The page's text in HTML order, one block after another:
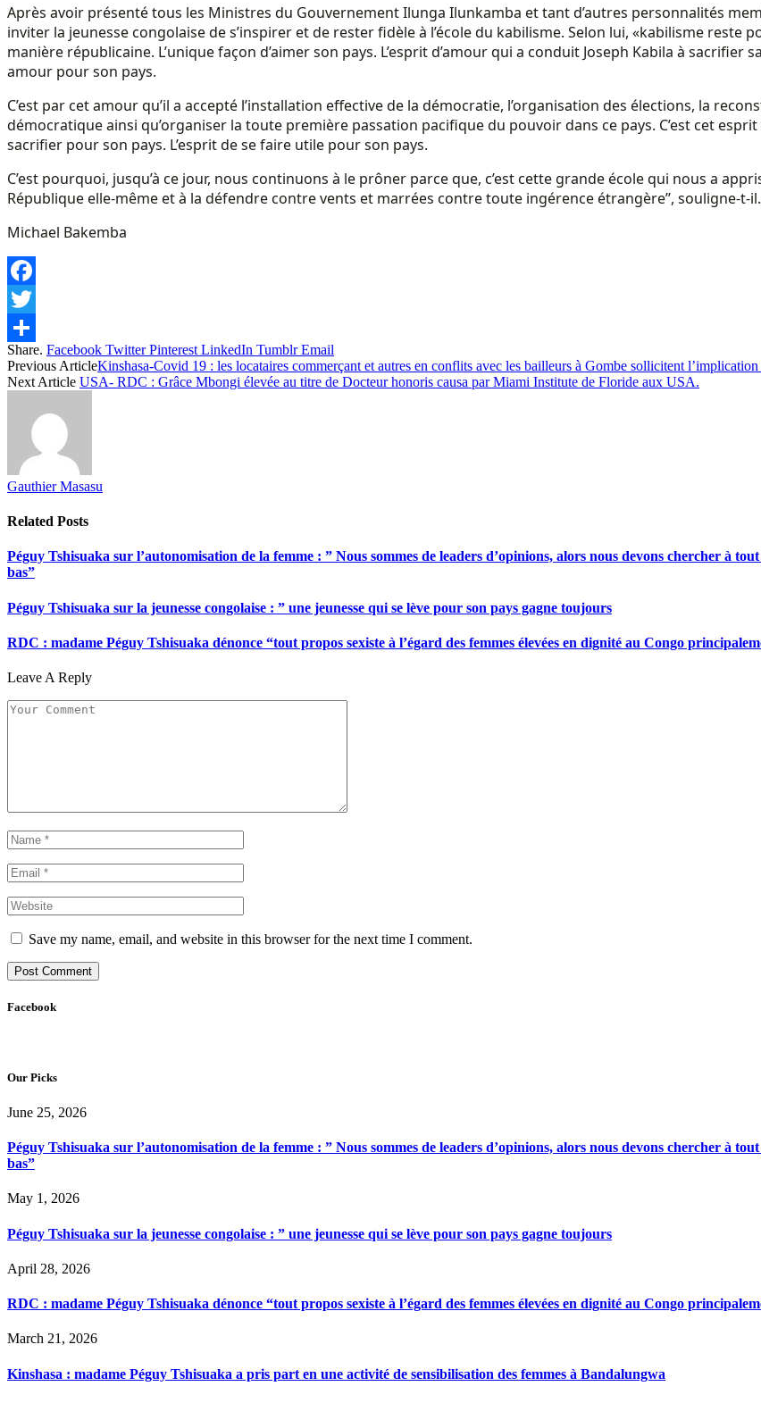
Après avoir présenté tous les Ministres du Gouvernement Ilunga Ilunkamba et tant d’autres personnalités
inviter la jeunesse congolaise de s’inspirer et de rester fidèle à l’école du kabilisme. Selon lui, «kabilisme reste
manière républicaine. L’unique façon d’aimer son pays. L’esprit d’amour qui a conduit Joseph Kabila à
amour pour son pays.
C’est par cet amour qu’il a accepté l’installation effective de la démocratie, l’organisation des élections, la
démocratique ainsi qu’organiser la toute première passation pacifique du pouvoir dans ce pays. C’est cet
sacrifier pour son pays. L’esprit de se faire utile pour son pays.
C’est pourquoi, jusqu’à ce jour, nous continuons à le prôner parce que, c’est cette grande école qui nous a
République elle-même et à la défendre contre vents et marrées contre toute ingérence étrangère’’, souligne-t-il.
Michael Bakemba
Facebook
Twitter
Share
Share. Facebook Twitter Pinterest LinkedIn Tumblr Email
Previous ArticleKinshasa-Covid 19 : les locataires commerçant et autres en conflits avec les bailleurs à Gombe sollicitent
Next Article USA- RDC : Grâce Mbongi élevée au titre de Docteur honoris causa par Miami Institute de Floride aux USA.
Gauthier Masasu
Related Posts
Péguy Tshisuaka sur l’autonomisation de la femme : ” Nous sommes de leaders d’opinions, alors nous devons chercher à
bas”
Péguy Tshisuaka sur la jeunesse congolaise : ” une jeunesse qui se lève pour son pays gagne toujours
RDC : madame Péguy Tshisuaka dénonce “tout propos sexiste à l’égard des femmes élevées en dignité au Congo
Leave A Reply
Save my name, email, and website in this browser for the next time I comment.
Facebook
Our Picks
June 25, 2026
Péguy Tshisuaka sur l’autonomisation de la femme : ” Nous sommes de leaders d’opinions, alors nous devons chercher à
bas”
May 1, 2026
Péguy Tshisuaka sur la jeunesse congolaise : ” une jeunesse qui se lève pour son pays gagne toujours
April 28, 2026
RDC : madame Péguy Tshisuaka dénonce “tout propos sexiste à l’égard des femmes élevées en dignité au Congo
March 21, 2026
Kinshasa : madame Péguy Tshisuaka a pris part en une activité de sensibilisation des femmes à Bandalungwa